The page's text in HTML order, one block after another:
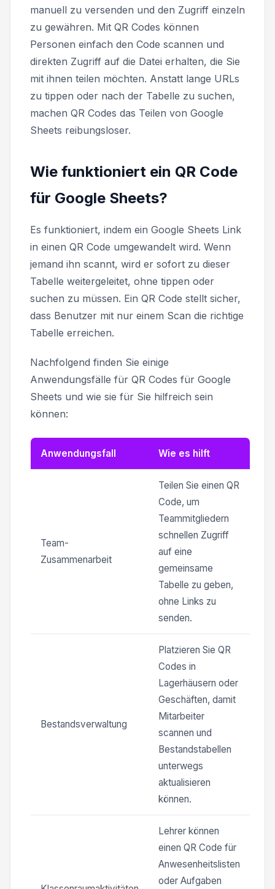
manuell zu versenden und den Zugriff einzeln
zu gewähren. Mit QR Codes können
Personen einfach den Code scannen und
direkten Zugriff auf die Datei erhalten, die Sie
mit ihnen teilen möchten. Anstatt lange URLs
zu tippen oder nach der Tabelle zu suchen,
machen QR Codes das Teilen von Google
Sheets reibungsloser.
Wie funktioniert ein QR Code
für Google Sheets?
Es funktioniert, indem ein Google Sheets Link
in einen QR Code umgewandelt wird. Wenn
jemand ihn scannt, wird er sofort zu dieser
Tabelle weitergeleitet, ohne tippen oder
suchen zu müssen. Ein QR Code stellt sicher,
dass Benutzer mit nur einem Scan die richtige
Tabelle erreichen.
Nachfolgend finden Sie einige
Anwendungsfälle für QR Codes für Google
Sheets und wie sie für Sie hilfreich sein
können:
Anwendungsfall Wie es hilft
Team-
Zusammenarbeit
Teilen Sie einen QR
Code, um
Teammitgliedern
schnellen Zugriff
auf eine
gemeinsame
Tabelle zu geben,
ohne Links zu
senden.
Bestandsverwaltung
Platzieren Sie QR
Codes in
Lagerhäusern oder
Geschäften, damit
Mitarbeiter
scannen und
Bestandstabellen
unterwegs
aktualisieren
können.
Lehrer können
einen QR Code für
Anwesenheitslisten
oder Aufgaben